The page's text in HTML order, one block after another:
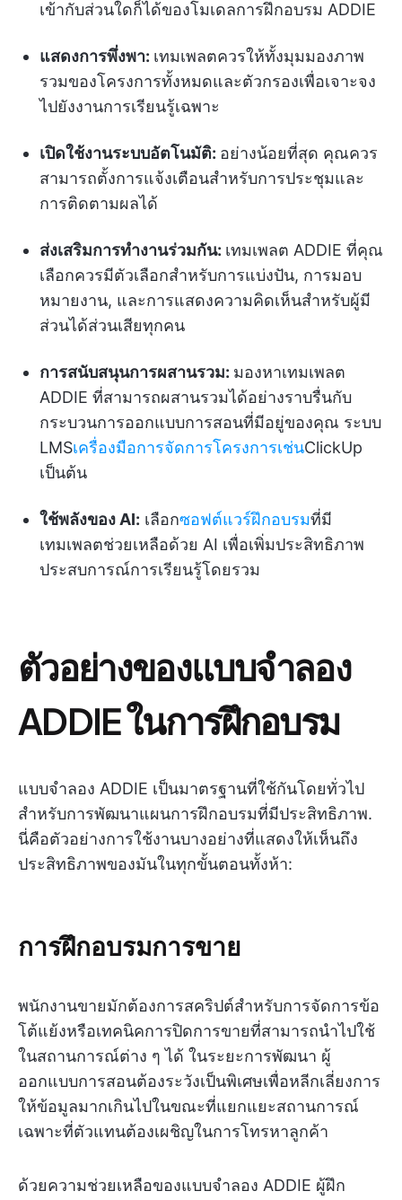
เข้ากับส่วนใดก็ได้ของโมเดลการฝึกอบรม ADDIE
แสดงการพึ่งพา: เทมเพลตควรให้ทั้งมุมมองภาพ
รวมของโครงการทั้งหมดและตัวกรองเพื่อเจาะจง
ไปยังงานการเรียนรู้เฉพาะ
เปิดใช้งานระบบอัตโนมัติ: อย่างน้อยที่สุด คุณควร
สามารถตั้งการแจ้งเตือนสำหรับการประชุมและ
การติดตามผลได้
ส่งเสริมการทำงานร่วมกัน: เทมเพลต ADDIE ที่คุณ
เลือกควรมีตัวเลือกสำหรับการแบ่งปัน, การมอบ
หมายงาน, และการแสดงความคิดเห็นสำหรับผู้มี
ส่วนได้ส่วนเสียทุกคน
การสนับสนุนการผสานรวม: มองหาเทมเพลต
ADDIE ที่สามารถผสานรวมได้อย่างราบรื่นกับ
กระบวนการออกแบบการสอนที่มีอยู่ของคุณ ระบบ
LMSเครื่องมือการจัดการโครงการเช่นClickUp
เป็นต้น
ใช้พลังของ AI: เลือกซอฟต์แวร์ฝึกอบรมที่มี
เทมเพลตช่วยเหลือด้วย AI เพื่อเพิ่มประสิทธิภาพ
ประสบการณ์การเรียนรู้โดยรวม
ตัวอย่างของแบบจำลอง
ADDIE ในการฝึกอบรม
แบบจำลอง ADDIE เป็นมาตรฐานที่ใช้กันโดยทั่วไป
สำหรับการพัฒนาแผนการฝึกอบรมที่มีประสิทธิภาพ.
นี่คือตัวอย่างการใช้งานบางอย่างที่แสดงให้เห็นถึง
ประสิทธิภาพของมันในทุกขั้นตอนทั้งห้า:
การฝึกอบรมการขาย
พนักงานขายมักต้องการสคริปต์สำหรับการจัดการข้อ
โต้แย้งหรือเทคนิคการปิดการขายที่สามารถนำไปใช้
ในสถานการณ์ต่าง ๆ ได้ ในระยะการพัฒนา ผู้
ออกแบบการสอนต้องระวังเป็นพิเศษเพื่อหลีกเลี่ยงการ
ให้ข้อมูลมากเกินไปในขณะที่แยกแยะสถานการณ์
เฉพาะที่ตัวแทนต้องเผชิญในการโทรหาลูกค้า
ด้วยความช่วยเหลือของแบบจำลอง ADDIE ผู้ฝึก